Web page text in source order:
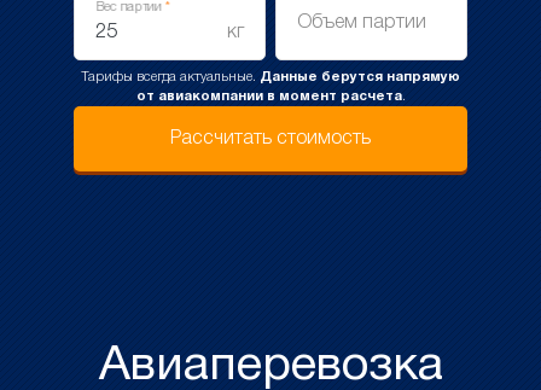
Вес партии
кг
Объем партии
Тарифы всегда актуальные. Данные берутся напрямую
от авиакомпании в момент расчета.
Рассчитать стоимость
Авиаперевозка